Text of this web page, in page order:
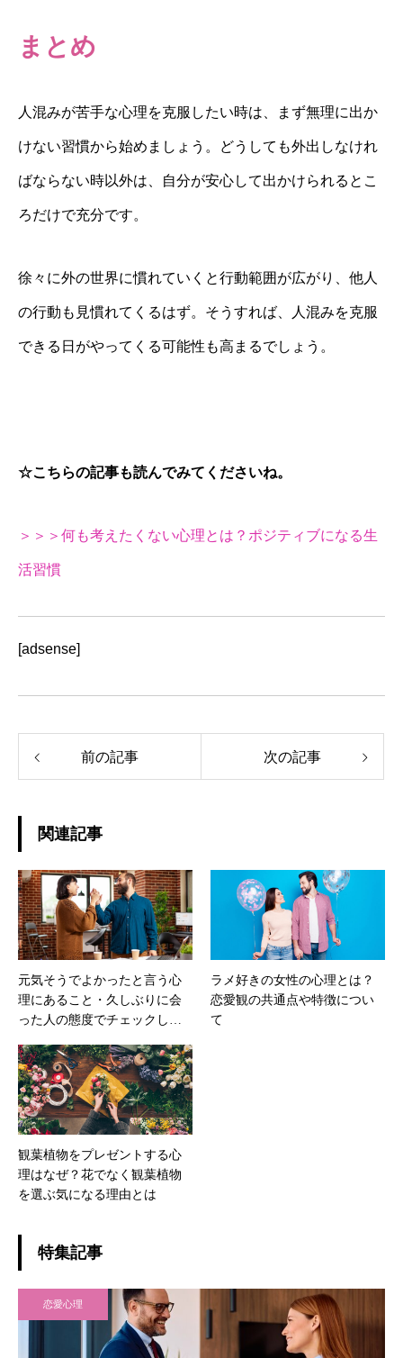
まとめ
人混みが苦手な心理を克服したい時は、まず無理に出か
けない習慣から始めましょう。どうしても外出しなけれ
ばならない時以外は、自分が安心して出かけられるとこ
ろだけで充分です。
徐々に外の世界に慣れていくと行動範囲が広がり、他人
の行動も見慣れてくるはず。そうすれば、人混みを克服
できる日がやってくる可能性も高まるでしょう。
☆こちらの記事も読んでみてくださいね。
＞＞＞何も考えたくない心理とは？ポジティブになる生
活習慣
[adsense]
前の記事 次の記事
関連記事
元気そうでよかったと言う心
理にあること・久しぶりに会
った人の態度でチェックした
ラメ好きの女性の心理とは？
恋愛観の共通点や特徴につい
て
観葉植物をプレゼントする心
理はなぜ？花でなく観葉植物
を選ぶ気になる理由とは
特集記事
恋愛心理